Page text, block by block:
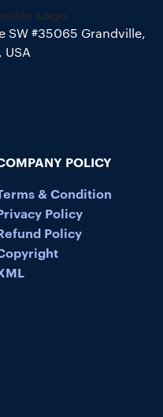
SW #35065 Grandville,
USA
POLICY
& Condition
Policy
Policy